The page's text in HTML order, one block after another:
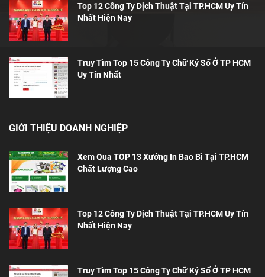
Top 12 Công Ty Dịch Thuật Tại TP.HCM Uy Tín
Nhất Hiện Nay
Truy Tìm Top 15 Công Ty Chữ Ký Số Ở TP HCM
Uy Tín Nhất
GIỚI THIỆU DOANH NGHIỆP
Xem Qua TOP 13 Xưởng In Bao Bì Tại TP.HCM
Chất Lượng Cao
Top 12 Công Ty Dịch Thuật Tại TP.HCM Uy Tín
Nhất Hiện Nay
Truy Tìm Top 15 Công Ty Chữ Ký Số Ở TP HCM